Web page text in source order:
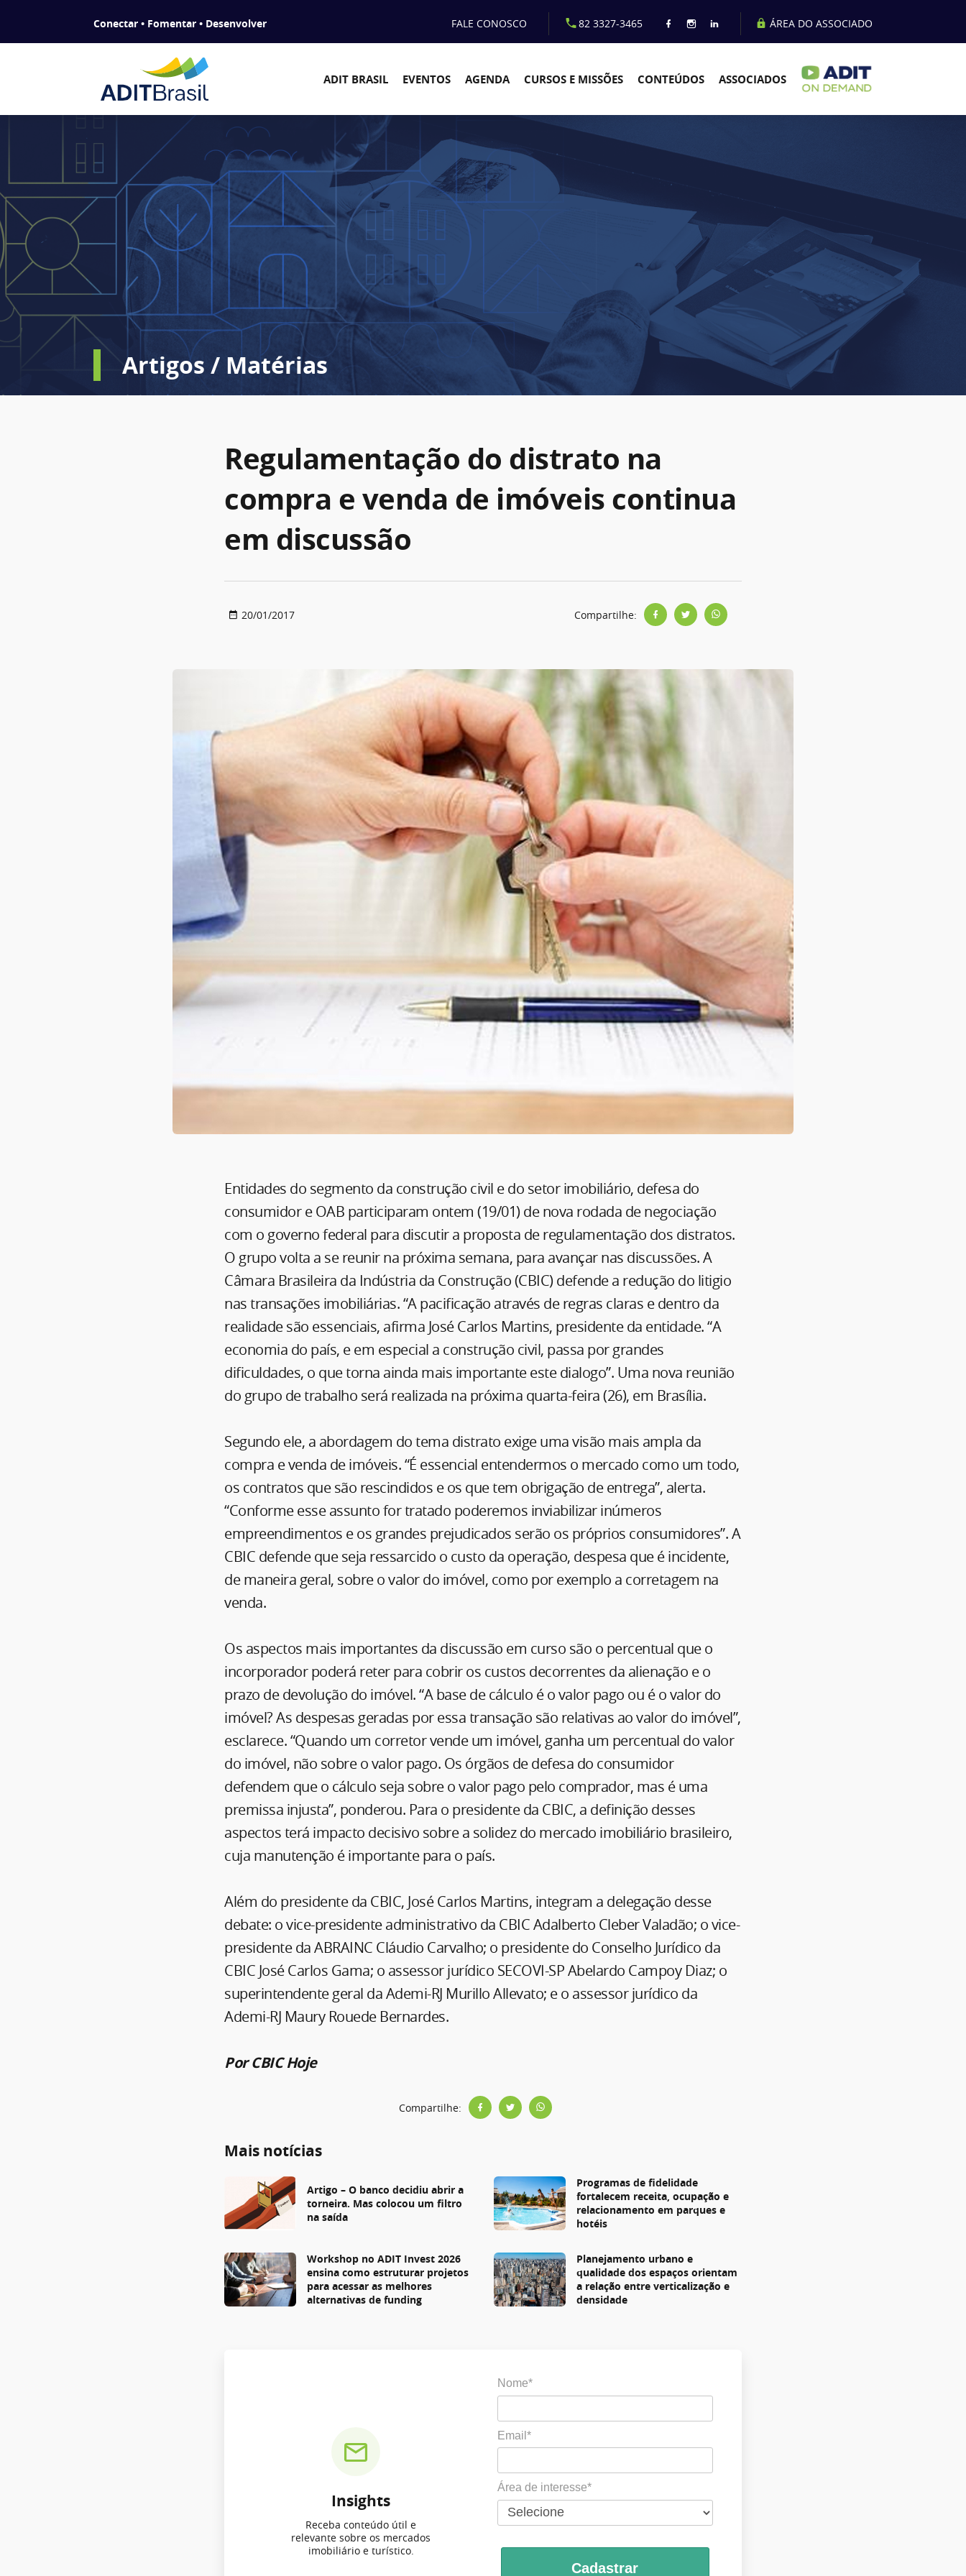
Conectar • Fomentar • Desenvolver FALE CONOSCO 82 3327-3465 ÁREA DO ASSOCIADO
ADIT BRASIL EVENTOS AGENDA CURSOS E MISSÕES CONTEÚDOS ASSOCIADOS
Artigos / Matérias
Regulamentação do distrato na
compra e venda de imóveis continua
em discussão
20/01/2017 Compartilhe:
Entidades do segmento da construção civil e do setor imobiliário, defesa do
consumidor e OAB participaram ontem (19/01) de nova rodada de negociação
com o governo federal para discutir a proposta de regulamentação dos distratos.
O grupo volta a se reunir na próxima semana, para avançar nas discussões. A
Câmara Brasileira da Indústria da Construção (CBIC) defende a redução do litigio
nas transações imobiliárias. “A pacificação através de regras claras e dentro da
realidade são essenciais, afirma José Carlos Martins, presidente da entidade. “A
economia do país, e em especial a construção civil, passa por grandes
dificuldades, o que torna ainda mais importante este dialogo”. Uma nova reunião
do grupo de trabalho será realizada na próxima quarta-feira (26), em Brasília.
Segundo ele, a abordagem do tema distrato exige uma visão mais ampla da
compra e venda de imóveis. “É essencial entendermos o mercado como um todo,
os contratos que são rescindidos e os que tem obrigação de entrega”, alerta.
“Conforme esse assunto for tratado poderemos inviabilizar inúmeros
empreendimentos e os grandes prejudicados serão os próprios consumidores”. A
CBIC defende que seja ressarcido o custo da operação, despesa que é incidente,
de maneira geral, sobre o valor do imóvel, como por exemplo a corretagem na
venda.
Os aspectos mais importantes da discussão em curso são o percentual que o
incorporador poderá reter para cobrir os custos decorrentes da alienação e o
prazo de devolução do imóvel. “A base de cálculo é o valor pago ou é o valor do
imóvel? As despesas geradas por essa transação são relativas ao valor do imóvel”,
esclarece. “Quando um corretor vende um imóvel, ganha um percentual do valor
do imóvel, não sobre o valor pago. Os órgãos de defesa do consumidor
defendem que o cálculo seja sobre o valor pago pelo comprador, mas é uma
premissa injusta”, ponderou. Para o presidente da CBIC, a definição desses
aspectos terá impacto decisivo sobre a solidez do mercado imobiliário brasileiro,
cuja manutenção é importante para o país.
Além do presidente da CBIC, José Carlos Martins, integram a delegação desse
debate: o vice-presidente administrativo da CBIC Adalberto Cleber Valadão; o vice-
presidente da ABRAINC Cláudio Carvalho; o presidente do Conselho Jurídico da
CBIC José Carlos Gama; o assessor jurídico SECOVI-SP Abelardo Campoy Diaz; o
superintendente geral da Ademi-RJ Murillo Allevato; e o assessor jurídico da
Ademi-RJ Maury Rouede Bernardes.
Por CBIC Hoje
Compartilhe:
Mais notícias
Artigo – O banco decidiu abrir a
torneira. Mas colocou um filtro
na saída
Programas de fidelidade
fortalecem receita, ocupação e
relacionamento em parques e
hotéis
Workshop no ADIT Invest 2026
ensina como estruturar projetos
para acessar as melhores
alternativas de funding
Planejamento urbano e
qualidade dos espaços orientam
a relação entre verticalização e
densidade
Insights
Receba conteúdo útil e
relevante sobre os mercados
imobiliário e turístico.
Nome*
Email*
Área de interesse*
Cadastrar